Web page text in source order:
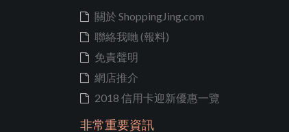
關於 ShoppingJing.com
聯絡我哋 (報料)
免責聲明
網店推介
2018 信用卡迎新優惠一覽
非常重要資訊